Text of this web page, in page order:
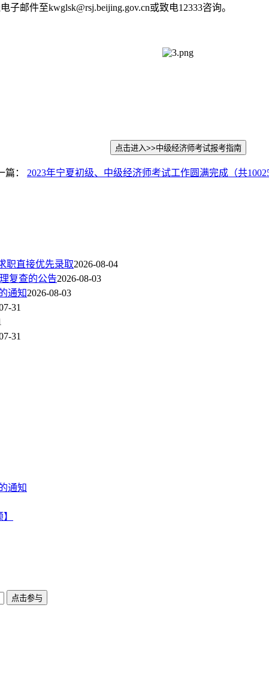
件至kwglsk@rsj.beijing.gov.cn或致电12333咨询。
点击进入>>中级经济师考试报考指南
篇： 2023年宁夏初级、中级经济师考试工作圆满完成（共
职直接优先录取2026-08-04
复查的公告2026-08-03
通知2026-08-03
31
31
通知
点击参与